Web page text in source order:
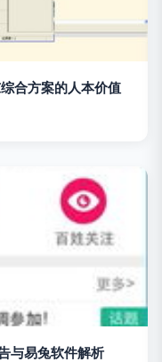
合方案的人本价值
与易兔软件解析